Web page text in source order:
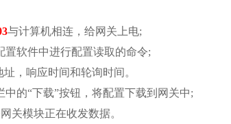
与计算机相连，给网关上电;
置软件中进行配置读取的命令;
，响应时间和轮询时间。
的“下载”按钮，将配置下载到网关中;
关模块正在收发数据。